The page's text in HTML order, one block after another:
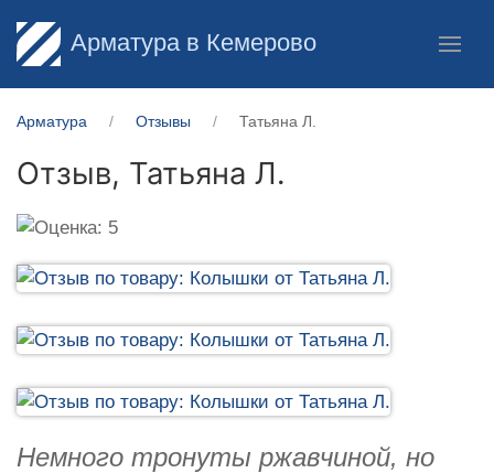
Арматура в Кемерово
Арматура Отзывы Татьяна Л.
Отзыв, Татьяна Л.
Немного тронуты ржавчиной, но